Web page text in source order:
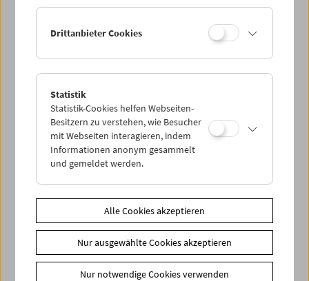
Treibgut: Film Undone
Drittanbieter Cookies
Statistik
Statistik-Cookies helfen Webseiten-
Besitzern zu verstehen, wie Besucher
mit Webseiten interagieren, indem
Informationen anonym gesammelt
und gemeldet werden.
Alle Cookies akzeptieren
Nur ausgewählte Cookies akzeptieren
Nur notwendige Cookies verwenden